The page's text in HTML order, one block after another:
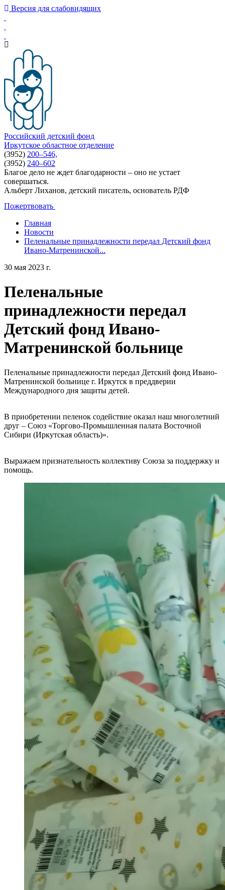
Версия для слабовидящих
Российский детский фонд
Иркутское областное отделение
(3952) 200–546,
(3952) 240–602
Благое дело не ждет благодарности – оно не устает
совершаться.
Альберт Лиханов, детский писатель, основатель РДФ
Пожертвовать
Главная
Новости
Пеленальные принадлежности передал Детский фонд
Ивано-Матренинской...
30 мая 2023 г.
Пеленальные
принадлежности передал
Детский фонд Ивано-
Матренинской больнице
Пеленальные принадлежности передал Детский фонд Ивано-
Матренинской больнице г. Иркутск в преддверии
Международного дня защиты детей.
В приобретении пеленок содействие оказал наш многолетний
друг – Союз «Торгово-Промышленная палата Восточной
Сибири (Иркутская область)».
Выражаем признательность коллективу Союза за поддержку и
помощь.